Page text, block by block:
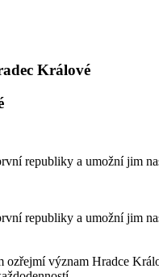
Králové
republiky a umožní jim
republiky a umožní jim
význam Hradce